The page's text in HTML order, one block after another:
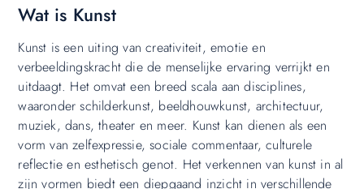
Wat is Kunst
Kunst is een uiting van creativiteit, emotie en
verbeeldingskracht die de menselijke ervaring verrijkt en
uitdaagt. Het omvat een breed scala aan disciplines,
waaronder schilderkunst, beeldhouwkunst, architectuur,
muziek, dans, theater en meer. Kunst kan dienen als een
vorm van zelfexpressie, sociale commentaar, culturele
reflectie en esthetisch genot. Het verkennen van kunst in al
zijn vormen biedt een diepgaand inzicht in verschillende